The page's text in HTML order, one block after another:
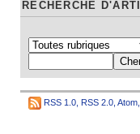
RECHERCHE
RSS 1.0 RSS 2.0 Atom